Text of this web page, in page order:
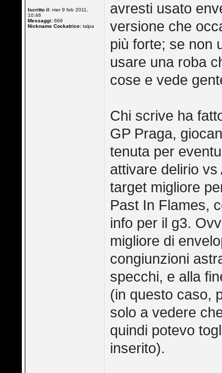
Iscritto il: mer 9 feb 2011,
10:46
Messaggi: 666
Nickname Cockatrice: talpa
avresti usato
versione che
più forte; se non
usare una roba
cose e vede
Chi scrive ha
GP Praga,
tenuta per
attivare delirio
target migliore
Past In Flames,
info per il g3.
migliore di
congiunzioni
specchi, e alla
(in questo caso,
solo a vedere
quindi potevo
inserito).